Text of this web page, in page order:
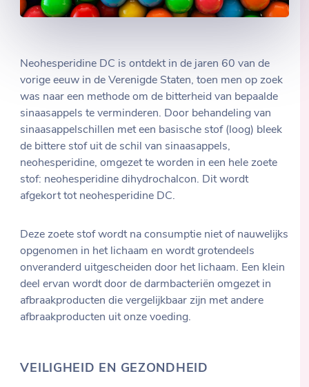
Neohesperidine DC is ontdekt in de jaren 60 van de
vorige eeuw in de Verenigde Staten, toen men op zoek
was naar een methode om de bitterheid van bepaalde
sinaasappels te verminderen. Door behandeling van
sinaasappelschillen met een basische stof (loog) bleek
de bittere stof uit de schil van sinaasappels,
neohesperidine, omgezet te worden in een hele zoete
stof: neohesperidine dihydrochalcon. Dit wordt
afgekort tot neohesperidine DC.
Deze zoete stof wordt na consumptie niet of nauwelijks
opgenomen in het lichaam en wordt grotendeels
onveranderd uitgescheiden door het lichaam. Een klein
deel ervan wordt door de darmbacteriën omgezet in
afbraakproducten die vergelijkbaar zijn met andere
afbraakproducten uit onze voeding.
VEILIGHEID EN GEZONDHEID